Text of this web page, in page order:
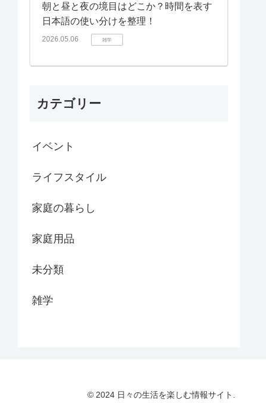
朝と昼と夜の境目はどこか？時間を表す
日本語の使い分けを整理！
2026.05.06 雑学
カテゴリー
イベント
ライフスタイル
家庭の暮らし
家庭用品
未分類
雑学
© 2024 日々の生活を楽しむ情報サイト.